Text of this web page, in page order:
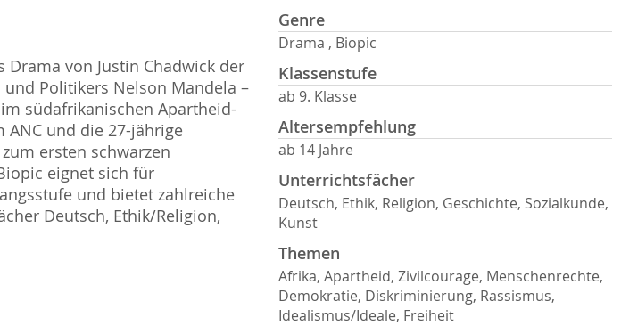
Drama von Justin Chadwick der
Politikers Nelson Mandela –
südafrikanischen Apartheid-
ANC und die 27-jährige
ersten schwarzen
eignet sich für
und bietet zahlreiche
Deutsch, Ethik/Religion,
Genre
Drama , Biopic
Klassenstufe
ab 9. Klasse
Altersempfehlung
ab 14 Jahre
Unterrichtsfächer
Deutsch, Ethik, Religion, Geschichte, Sozialkunde,
Kunst
Themen
Afrika, Apartheid, Zivilcourage, Menschenrechte,
Demokratie, Diskriminierung, Rassismus,
Idealismus/Ideale, Freiheit